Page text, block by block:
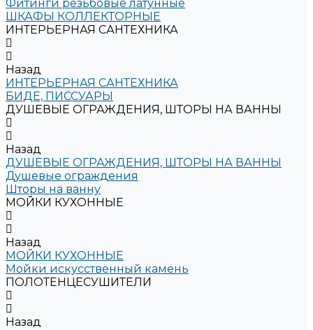
Фитинги резьбовые латунные
ШКАФЫ КОЛЛЕКТОРНЫЕ
ИНТЕРЬЕРНАЯ САНТЕХНИКА
Назад
ИНТЕРЬЕРНАЯ САНТЕХНИКА
БИДЕ, ПИССУАРЫ
ДУШЕВЫЕ ОГРАЖДЕНИЯ, ШТОРЫ НА ВАННЫ
Назад
ДУШЕВЫЕ ОГРАЖДЕНИЯ, ШТОРЫ НА ВАННЫ
Душевые ограждения
Шторы на ванну
МОЙКИ КУХОННЫЕ
Назад
МОЙКИ КУХОННЫЕ
Мойки искусственный камень
ПОЛОТЕНЦЕСУШИТЕЛИ
Назад